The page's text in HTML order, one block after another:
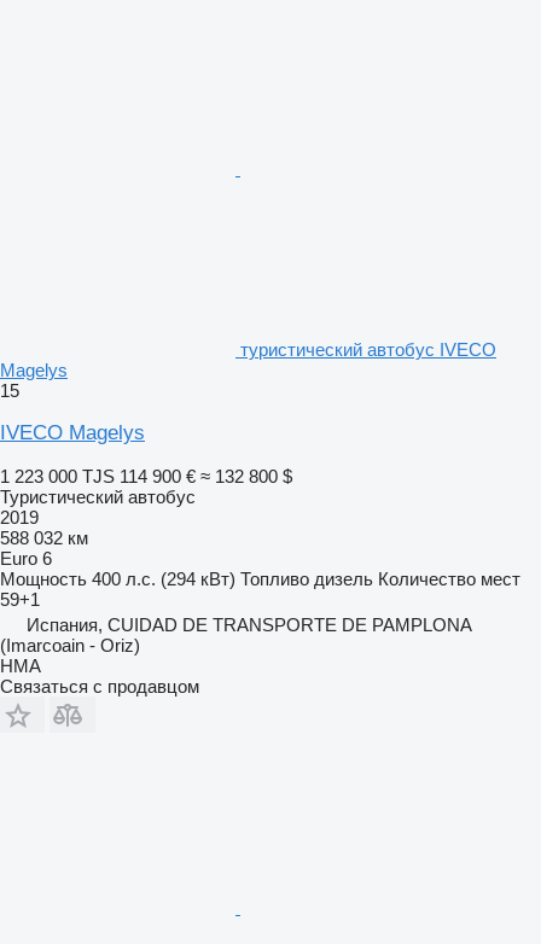
туристический автобус IVECO
Magelys
15
IVECO Magelys
1 223 000 TJS 114 900 € ≈ 132 800 $
Туристический автобус
2019
588 032 км
Euro 6
Мощность 400 л.с. (294 кВт) Топливо дизель Количество мест
59+1
Испания, CUIDAD DE TRANSPORTE DE PAMPLONA
(Imarcoain - Oriz)
HMA
Связаться с продавцом